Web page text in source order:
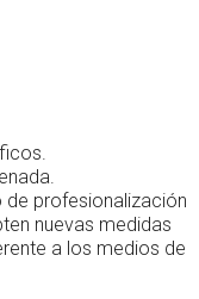
de profesionalización
nuevas medidas
a los medios de